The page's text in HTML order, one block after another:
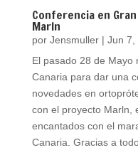
Conferencia en
Marln
por Jensmuller| Jun 7,
El pasado 28 de Mayo
Canaria para dar una
novedades en
con el proyecto Marln,
encantados con el
Canaria. Gracias a